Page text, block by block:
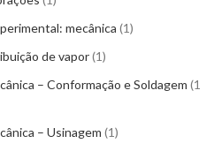
mecânica 1
de vapor 1
– Conformação e Soldagem 1
– Usinagem 1